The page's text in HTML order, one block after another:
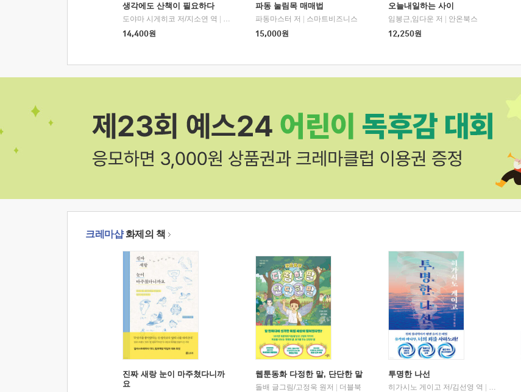
생각에도 산책이 필요하다
도야마 시게히코 저/지소연 역
알에이치코리아(RHK)
14,400원
파동 눌림목 매매법
파동마스터 저
스마트비즈니스
15,000원
오늘내일하는 사이
임봉근,임다운 저
안온북스
12,250원
크레마샵화제의 책
진짜 새랑 눈이 마주쳤다니까
요
웹툰동화 다정한 말, 단단한 말
돌배 글그림/고정욱 원저
더블북
투명한 나선
히가시노 게이고 저/김선영 역
북다